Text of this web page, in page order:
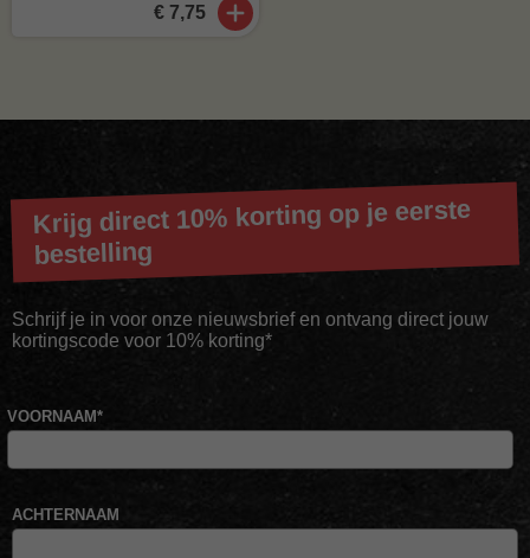
€ 7,75
Krijg direct 10% korting op je eerste
bestelling
Schrijf je in voor onze nieuwsbrief en ontvang direct jouw
kortingscode voor 10% korting*
VOORNAAM*
ACHTERNAAM